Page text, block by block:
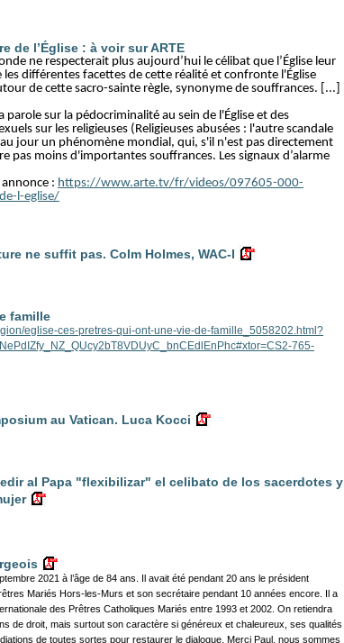
de l’Église : à voir sur ARTE
ne respecterait plus aujourd’hui le célibat que l’Église leur
différentes facettes de cette réalité et confronte l'Église
de cette sacro-sainte règle, synonyme de souffrances. [...]
parole sur la pédocriminalité au sein de l'Église et des
sur les religieuses (Religieuses abusées : l'autre scandale
jour un phénomène mondial, qui, s'il n'est pas directement
pas moins d'importantes souffrances. Les signaux d’alarme
: https://www.arte.tv/fr/videos/097605-000-
l-eglise/
ne suffit pas. Colm Holmes, WAC-I
famille
eglise-ces-pretres-qui-ont-une-vie-de-famille_5058202.html?
765-
au Vatican. Luca Kocci
al Papa "flexibilizar" el celibato de los sacerdotes y
2021 à l’âge de 84 ans. Il avait été pendant 20 ans le président
Mariés Hors-les-Murs et son secrétaire pendant 10 années encore. Il a
des Prêtres Catholiques Mariés entre 1993 et 2002. On retiendra
de droit, mais surtout son caractère si généreux et chaleureux, ses qualités
de toutes sortes pour restaurer le dialogue. Merci Paul, nous sommes